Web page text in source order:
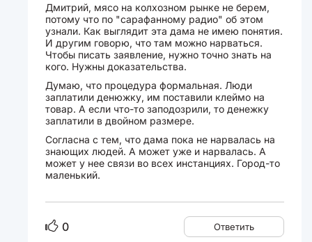
Дмитрий, мясо на колхозном рынке не берем,
потому что по "сарафанному радио" об этом
узнали. Как выглядит эта дама не имею понятия.
И другим говорю, что там можно нарваться.
Чтобы писать заявление, нужно точно знать на
кого. Нужны доказательства.
Думаю, что процедура формальная. Люди
заплатили денюжку, им поставили клеймо на
товар. А если что-то заподозрили, то денежку
заплатили в двойном размере.
Согласна с тем, что дама пока не нарвалась на
знающих людей. А может уже и нарвалась. А
может у нее связи во всех инстанциях. Город-то
маленький.
0 Ответить